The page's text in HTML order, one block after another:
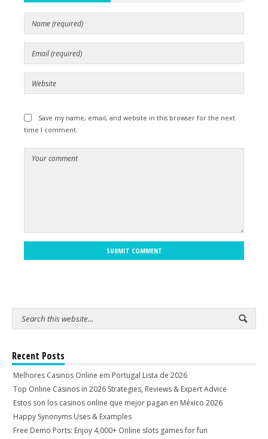
Save my name, email, and website in this browser for the next
time I comment.
SUBMIT COMMENT
Recent Posts
Melhores Casinos Online em Portugal Lista de 2026
Top Online Casinos in 2026 Strategies, Reviews & Expert Advice
Estos son los casinos online que mejor pagan en México 2026
Happy Synonyms Uses & Examples
Free Demo Ports: Enjoy 4,000+ Online slots games for fun